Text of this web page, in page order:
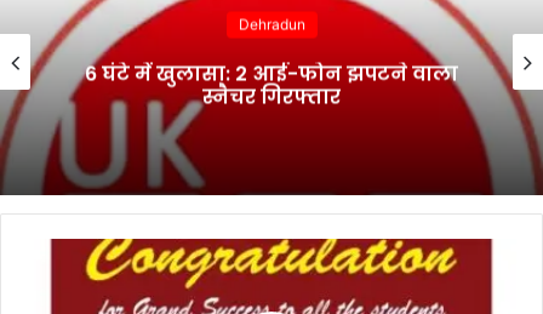
Dehradun
6 घंटे में खुलासा: 2 आई-फोन झपटने वाला
स्नैचर गिरफ्तार